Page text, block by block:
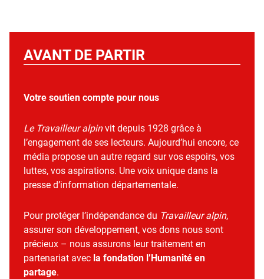
AVANT DE PARTIR
Votre soutien compte pour nous
Le Travailleur alpinvit depuis 1928 grâce à
l’engagement de ses lecteurs. Aujourd’hui encore, ce
média propose un autre regard sur vos espoirs, vos
luttes, vos aspirations. Une voix unique dans la
presse d’information départementale.
Pour protéger l’indépendance du Travailleur alpin,
assurer son développement, vos dons nous sont
précieux – nous assurons leur traitement en
partenariat avec la fondation l’Humanité en
partage.